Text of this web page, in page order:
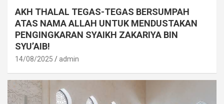
AKH THALAL TEGAS-TEGAS BERSUMPAH
ATAS NAMA ALLAH UNTUK MENDUSTAKAN
PENGINGKARAN SYAIKH ZAKARIYA BIN
SYU’AIB!
14/08/2025 admin